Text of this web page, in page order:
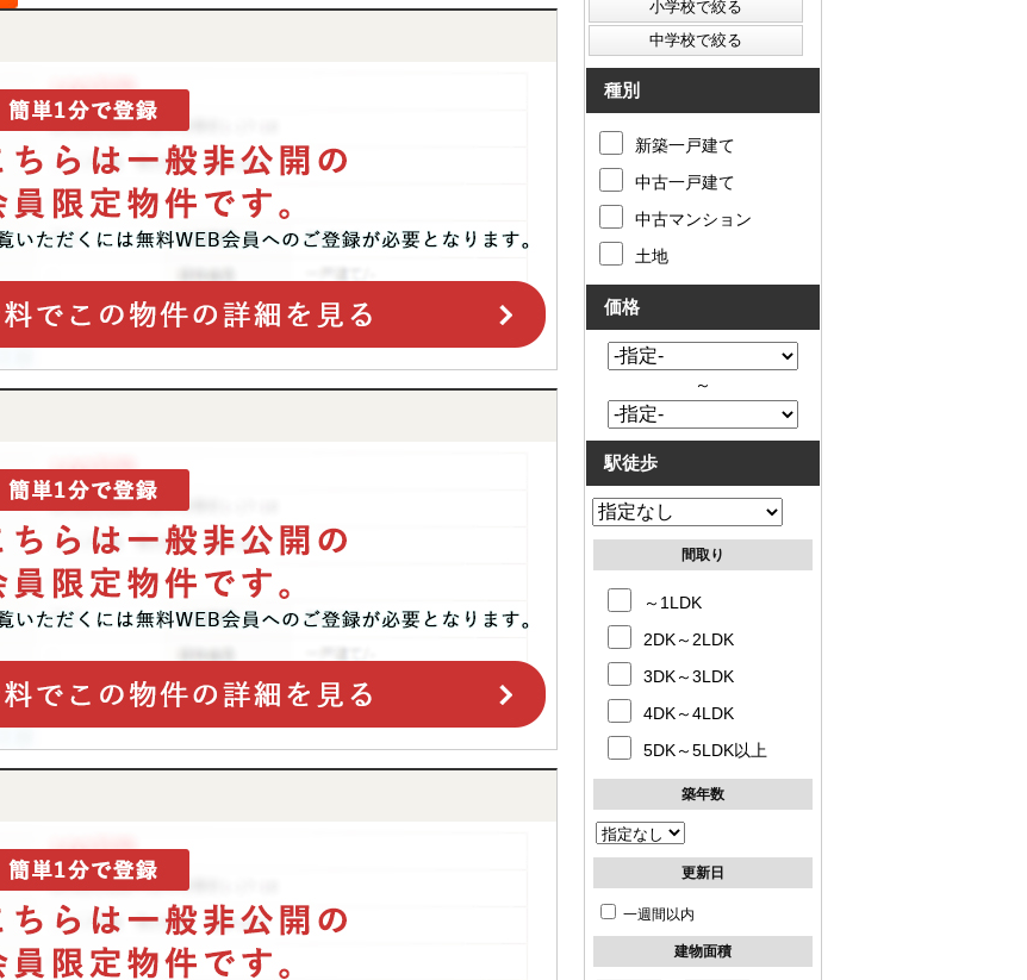
種別
新築一戸建て
中古一戸建て
中古マンション
土地
価格
～
駅徒歩
間取り
～1LDK
2DK～2LDK
3DK～3LDK
4DK～4LDK
5DK～5LDK以上
築年数
更新日
一週間以内
建物面積